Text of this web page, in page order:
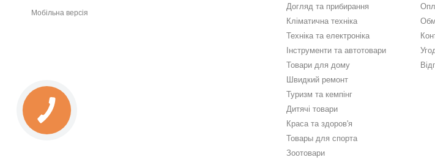
Мобільна версія
Догляд та прибирання
Кліматична техніка
Техніка та електроніка
Інструменти та автотовари
Товари для дому
Швидкий ремонт
Туризм та кемпінг
Дитячі товари
Краса та здоров'я
Товары для спорта
Зоотовари